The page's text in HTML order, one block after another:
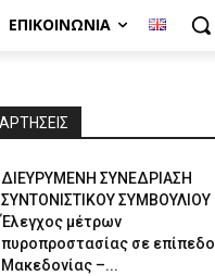
ΕΠΙΚΟΙΝΩΝΊΑ
ΔΙΕΥΡΥΜΕΝΗ ΣΥΝΕΔΡΙΑΣΗ
ΣΥΝΤΟΝΙΣΤΙΚΟΥ ΣΥΜΒΟΥΛΙΟΥ
Έλεγχος μέτρων
πυροπροστασίας σε επίπεδο
Μακεδονίας –...